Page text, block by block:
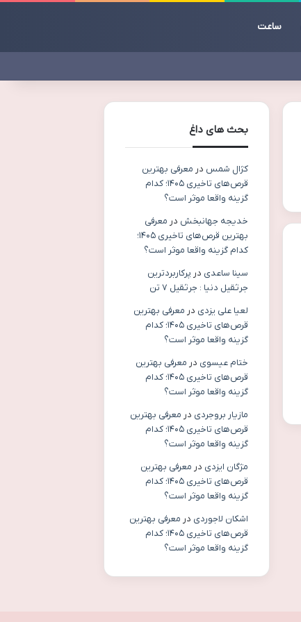
ساعت
بحث های داغ
کژال شمس در معرفی بهترین
قرص‌های تاخیری ۱۴۰۵؛ کدام
گزینه واقعا موثر است؟
خدیجه جهانبخش در معرفی
بهترین قرص‌های تاخیری ۱۴۰۵؛
کدام گزینه واقعا موثر است؟
سینا ساعدی در پرکاربردترین
جرثقیل دنیا : جرثقیل ۷ تن
لعیا علی یزدی در معرفی بهترین
قرص‌های تاخیری ۱۴۰۵؛ کدام
گزینه واقعا موثر است؟
ختام عیسوی در معرفی بهترین
قرص‌های تاخیری ۱۴۰۵؛ کدام
گزینه واقعا موثر است؟
مازیار بروجردی در معرفی بهترین
قرص‌های تاخیری ۱۴۰۵؛ کدام
گزینه واقعا موثر است؟
مژگان ایزدی در معرفی بهترین
قرص‌های تاخیری ۱۴۰۵؛ کدام
گزینه واقعا موثر است؟
اشکان لاجوردی در معرفی بهترین
قرص‌های تاخیری ۱۴۰۵؛ کدام
گزینه واقعا موثر است؟